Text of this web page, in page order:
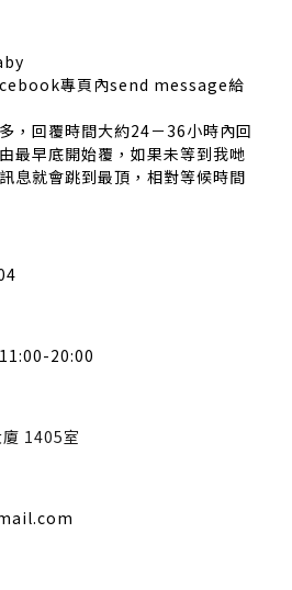
專頁內send message給
，回覆時間大約24－36小時內回
最早底開始覆，如果未等到我哋
息就會跳到最頂，相對等候時間
20:00
1405室